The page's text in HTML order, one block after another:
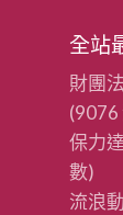
全站
財團
(9076
保力
數)
流浪